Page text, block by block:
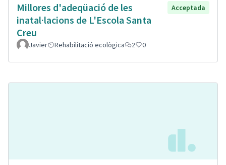
Millores d'adeqüació de les
inatal·lacions de L'Escola Santa
Creu
Acceptada
Javier Rehabilitació ecològica 2 0